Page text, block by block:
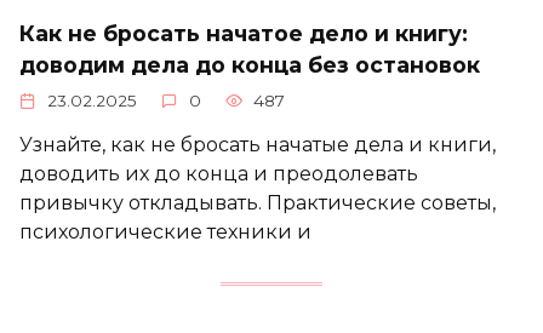
Как не бросать начатое дело и книгу:
доводим дела до конца без остановок
23.02.2025 0 487
Узнайте, как не бросать начатые дела и книги,
доводить их до конца и преодолевать
привычку откладывать. Практические советы,
психологические техники и